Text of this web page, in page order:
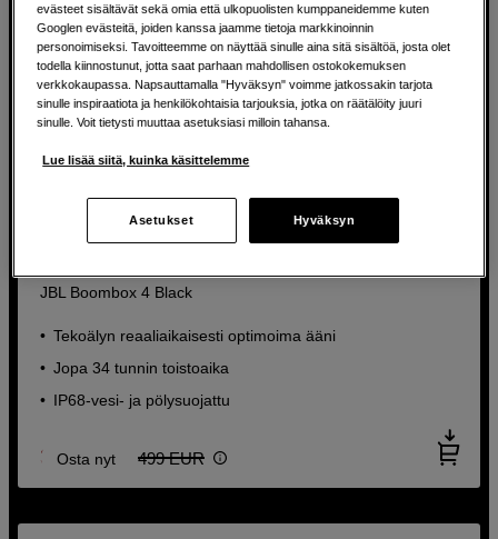
Langattomat over-ear-kuulokkeet
JBL Tour One M3 Aviator Green
70 tunnin akunkesto
SÄÄSTÄ 100 EUR
Bluetooth-kaiutin, jossa voimakas basso ja pitkä
JBL Boombox 4 Black
Tekoälyn reaaliaikaisesti optimoima ääni
Jopa 34 tunnin toistoaika
IP68-vesi- ja pölysuojattu
399 EUR 499 EUR
Osta nyt
evästeet sisältävät sekä omia että ulkopuolisten kumppaneidemme kuten
Googlen evästeitä, joiden kanssa jaamme tietoja markkinoinnin
personoimiseksi. Tavoitteemme on näyttää sinulle aina sitä sisältöä, josta olet
todella kiinnostunut, jotta saat parhaan mahdollisen ostokokemuksen
verkkokaupassa. Napsauttamalla "Hyväksyn" voimme jatkossakin tarjota
sinulle inspiraatiota ja henkilökohtaisia tarjouksia, jotka on räätälöity juuri
sinulle. Voit tietysti muuttaa asetuksiasi milloin tahansa.
Lue lisää siitä, kuinka käsittelemme
Asetukset Hyväksyn